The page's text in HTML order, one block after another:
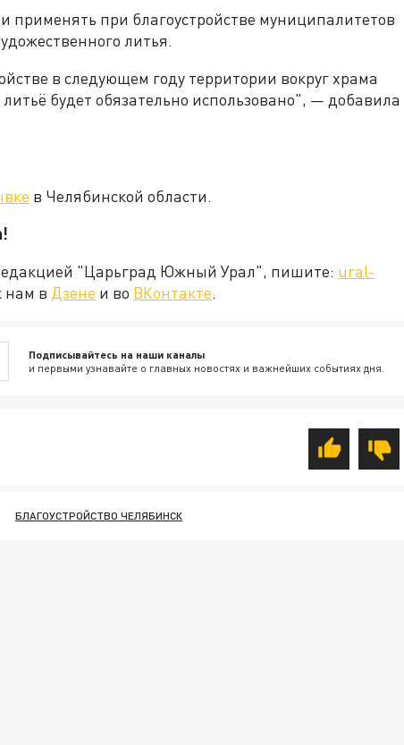
применять при благоустройстве муниципалитетов
литья.
в следующем году территории вокруг храма
будет обязательно использовано", — добавила
в Челябинской области.
"Царьград Южный Урал", пишите: ural-
нам в Дзене и во ВКонтакте.
Подписывайтесь на наши каналы
и первыми узнавайте о главных новостях и важнейших событиях дня.
БЛАГОУСТРОЙСТВО ЧЕЛЯБИНСК